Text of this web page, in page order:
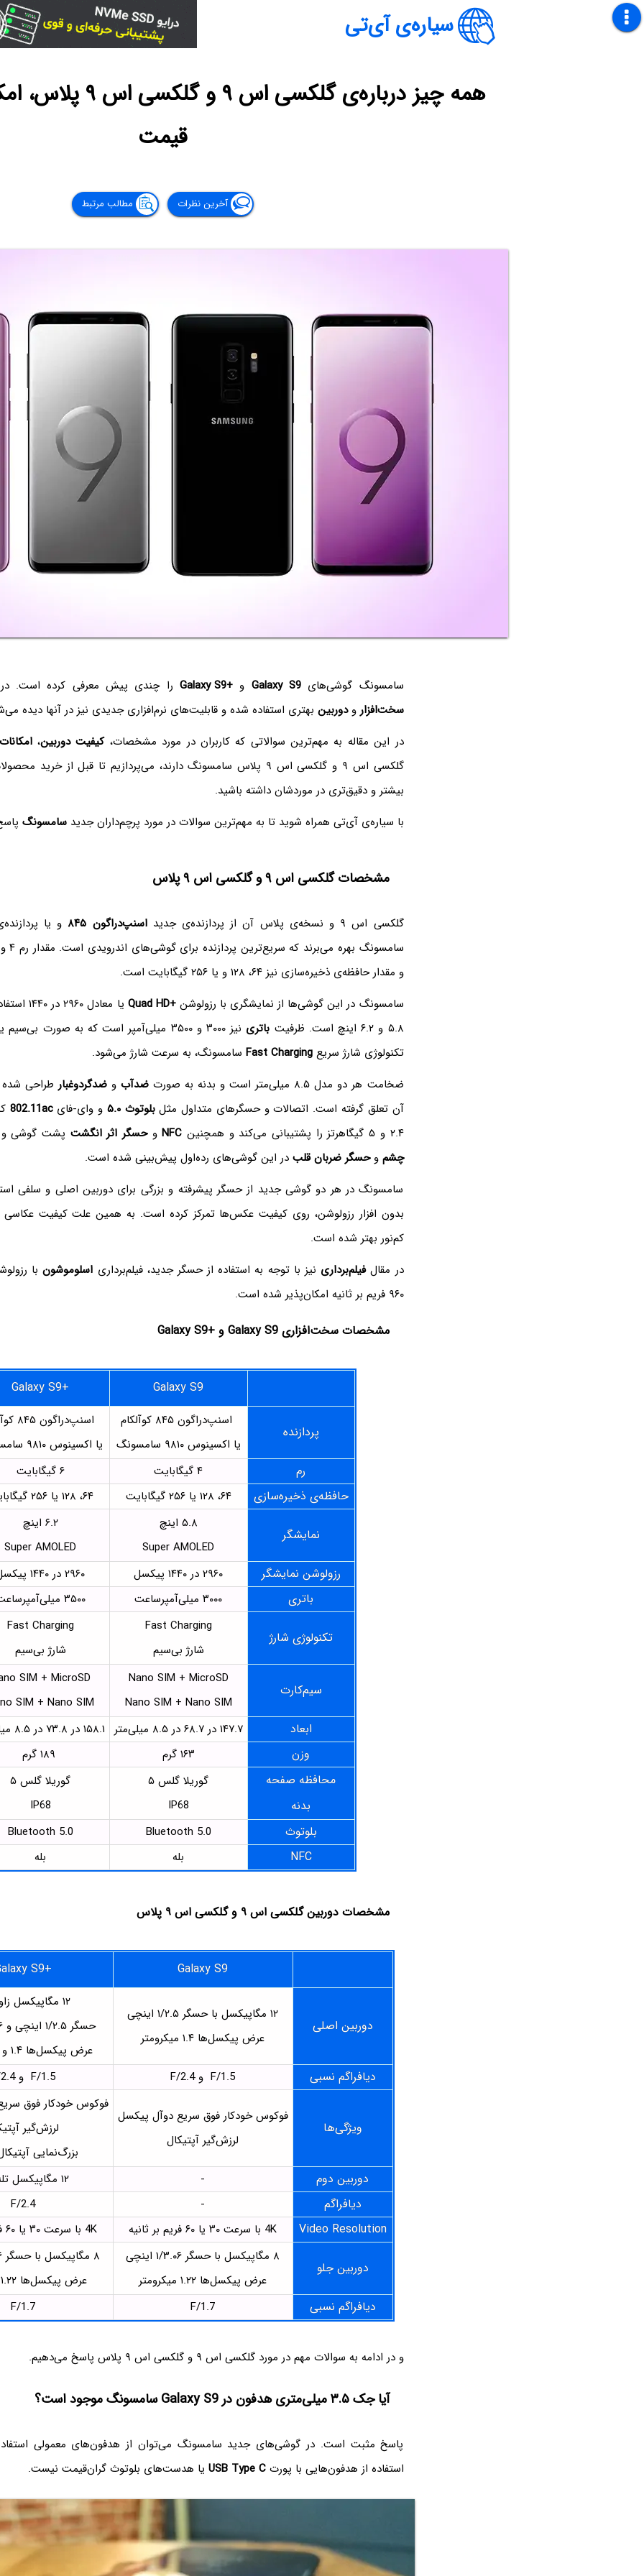
سیاره‌ی آی‌تی
همه چیز درباره‌ی
قیمت
آخرین نظرات مطالب مرتبط
سامسونگ گوشی‌هایGalaxy S9‌ وGalaxy S9+‌ را چندی پیش معرفی کرده است.
سخت‌افزارودوربین بهتری استفاده شده و قابلیت‌های نرم‌افزاری جدیدی نیز در آنها دیده
در این مقاله به مهم‌ترین سوالاتی که کاربران در مورد مشخصات،کیفیت دوربین،
گلکسی اس ۹ و گلکسی اس ۹ پلاس سامسونگ دارند، می‌پردازیم تا قبل از خرید
بیشتر و دقیق‌تری در موردشان داشته باشید.
با سیاره‌ی آی‌تی همراه شوید تا به مهم‌ترین سوالات در مورد پرچم‌داران جدیدسامسونگ
مشخصات گلکسی اس ۹ و گلکسی اس ۹ پلاس
گلکسی اس ۹ و نسخه‌ی پلاس آن از پردازنده‌ی جدید اسنپ‌دراگون ۸۴۵ و یا
و مقدار حافظه‌ی ذخیره‌سازی نیز ۶۴، ۱۲۸ و یا ۲۵۶ گیگابایت است.
سامسونگ در این گوشی‌ها از نمایشگری با رزولوشنQuad HD+
یا معادل
۵.۸ و ۶.۲ اینچ است. ظرفیت
باتری
نیز ۳۰۰۰ و ۳۵۰۰ میلی‌آمپر است که به صورت
تکنولوژی شارژ سریعFast Charging سامسونگ، به سرعت شارژ می‌شود.
ضخامت هر دو مدل ۸.۵ میلی‌متر است و بدنه به صورت
ضدآب‌ وضدگردوغبارطراحی
آن تعلق گرفته است. اتصالات و حسگرهای متداول مثلبلوتوث ۵.۰ و وای-فای802.11ac
۲.۴ و ۵ گیگاهرتز را پشتیبانی می‌کند و همچنین
NFCوحسگر اثر انگشت پشت گوشی
چشم وحسگر ضربان قلب در این گوشی‌های رده‌اول پیش‌بینی شده است.
سامسونگ در هر دو گوشی جدید از حسگر پیشرفته و بزرگی برای دوربین اصلی و سلفی
بدون افزار رزولوشن، روی کیفیت عکس‌ها تمرکز کرده است. به همین علت کیفیت عکاسی
کم‌نور بهتر شده است.
در مقالفیلم‌برداری نیز با توجه به استفاده از حسگر جدید، فیلم‌برداری اسلوموشون
۹۶۰ فریم بر ثانیه امکان‌پذیر شده است.
مشخصات سخت‌افزاری Galaxy S9 و Galaxy S9+
Galaxy S9
Galaxy S9+
پردازنده
اسنپ‌دراگون ۸۴۵ کوآلکام
یا اکسینوس ۹۸۱۰ سامسونگ
اسنپ‌دراگون ۸۴۵ کوآلکام
یا اکسینوس ۹۸۱۰ سامسونگ
رم ۴ گیگابایت ۶ گیگابایت
حافظه‌ی ذخیره‌سازی ۶۴، ۱۲۸ یا ۲۵۶ گیگابایت ۶۴، ۱۲۸ یا ۲۵۶ گیگابایت
نمایشگر
۵.۸ اینچ
Super AMOLED
۶.۲ اینچ
Super AMOLED
رزولوشن نمایشگر ۲۹۶۰ در ۱۴۴۰ پیکسل ۲۹۶۰ در ۱۴۴۰ پیکسل
باتری ۳۰۰۰ میلی‌آمپرساعت ۳۵۰۰ میلی‌آمپرساعت
تکنولوژی شارژ
Fast Charging
شارژ بی‌سیم
Fast Charging
شارژ بی‌سیم
سیم‌کارت
Nano SIM + MicroSD
Nano SIM + Nano SIM
SIM + MicroSD
SIM + Nano SIM
ابعاد ۱۴۷.۷ در ۶۸.۷ در ۸.۵ میلی‌متر ۱۵۸.۱ در ۷۳.۸ در ۸.۵ میلی‌متر
وزن ۱۶۳ گرم
محافظه صفحه
بدنه
گوریلا گلس ۵
IP68
گوریلا گلس ۵
IP68
بلوتوث Bluetooth 5.0
Bluetooth 5.0
NFC بله بله
مشخصات دوربین گلکسی اس ۹ و گلکسی اس ۹ پلاس
Galaxy S9
S9+
دوربین اصلی
۱۲ مگاپیکسل با حسگر ۱/۲.۵ اینچی
عرض پیکسل‌ها ۱.۴ میکرومتر
۱۲ مگاپیکسل زاویه باز
حسگر ۱/۲.۵ اینچی و ۱/۳.۶ اینچی
عرض پیکسل‌ها ۱.۴ و ۱ میکرومتر
دیافراگم نسبی F/1.5 و F/2.4 F/1.5 و F/2.4
ویژگی‌ها
فوکوس خودکار فوق سریع دوآل پیکسل
لرزش‌گیر آپتیکال
فوکوس خودکار فوق
لرزش‌گیر
بزرگ‌نمایی آپتیکال ۲
دوربین دوم - ۱۲ مگاپیکسل تله‌فوتو
دیافراگم -
F/2.4
Video Resolution 4K با سرعت ۳۰ یا ۶۰ فریم بر ثانیه 4K با سرعت ۳۰ یا ۶۰ فریم بر ثانیه
دوربین جلو
۸ مگاپیکسل با حسگر ۱/۳.۰۶ اینچی
عرض پیکسل‌ها ۱.۲۲ میکرومتر
۸ مگاپیکسل با حسگر ۱/۳.۰۶ اینچی
عرض پیکسل‌ها ۱.۲۲ میکرومتر
دیافراگم نسبی F/1.7
F/1.7
و در ادامه به سوالات مهم در مورد گلکسی اس ۹ و گلکسی اس ۹ پلاس پاسخ می‌دهیم.
آیا جک ۳.۵ میلی‌متری هدفون در Galaxy S9‌ سامسونگ موجود است؟
پاسخ مثبت است. در گوشی‌های جدید سامسونگ می‌توان از هدفون‌های معمولی
استفاده از هدفون‌هایی با پورتUSB Type C‌ یا هدست‌های بلوتوث گران‌قیمت نیست.